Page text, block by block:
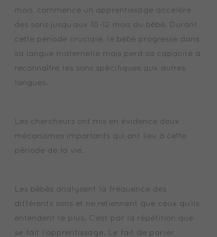
mois, commence un apprentissage accéléré
des sons jusqu’aux 10-12 mois du bébé. Durant
cette période cruciale, le bébé progresse dans
sa langue maternelle mais perd sa capacité à
reconnaître les sons spécifiques aux autres
langues.
Les chercheurs ont mis en évidence deux
mécanismes importants qui ont lieu à cette
période de la vie.
Les bébés analysent la fréquence des
différents sons et ne retiennent que ceux qu’ils
entendent le plus. C’est par la répétition que
se fait l’apprentissage. Le fait de parler